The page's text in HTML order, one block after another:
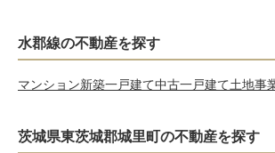
水郡線の不動産を探す
マンション新築一戸建て中古一戸建て土地事
茨城県東茨城郡城里町の不動産を探す